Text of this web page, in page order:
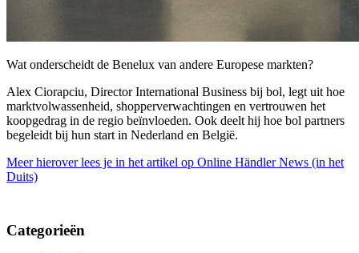
Wat onderscheidt de Benelux van andere Europese markten?
Alex Ciorapciu, Director International Business bij bol, legt uit hoe
marktvolwassenheid, shopperverwachtingen en vertrouwen het
koopgedrag in de regio beïnvloeden. Ook deelt hij hoe bol partners
begeleidt bij hun start in Nederland en België.
Meer hierover lees je in het artikel op Online Händler News (in het
Duits)
Categorieën